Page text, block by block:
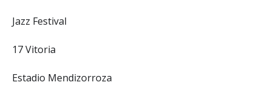
Jazz Festival
17 Vitoria
Estadio Mendizorroza